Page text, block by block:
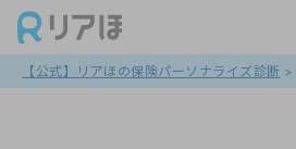
【公式】リアほの保険パーソナライズ診断 >